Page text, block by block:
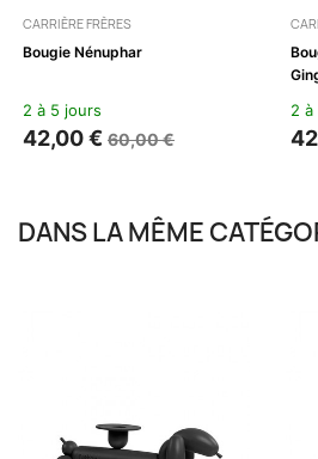
CARRIÈRE FRÈRES
Bougie Nénuphar
2 à 5 jours
42,00 € 60,00 €
2 à
DANS LA MÊME